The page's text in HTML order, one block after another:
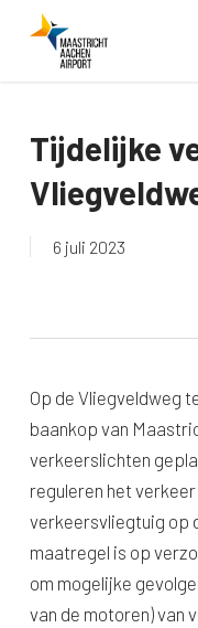
Tijdelijke
6 juli 2023
Op de Vliegveldweg
baankop van
verkeerslichten
reguleren het
verkeersvliegtuig op
maatregel is op
om mogelijke
van de motoren) van